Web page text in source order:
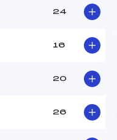
24
16
20
26